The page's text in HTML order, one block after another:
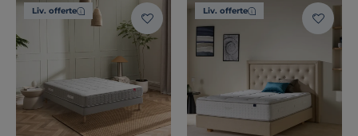
Liv. offerte Liv. offerte